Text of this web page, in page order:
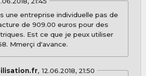
une entreprise individuelle pas de
de 909.00 euros pour des
Est ce que je peux utiliser
Mmerçi d'avance.
12.06.2018, 21:50